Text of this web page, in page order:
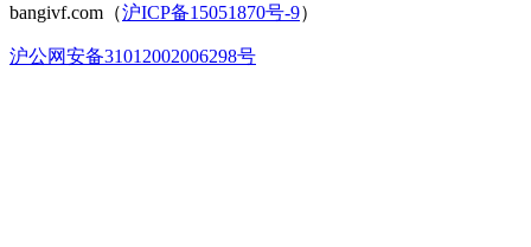
bangivf.com（沪ICP备15051870号-9）
沪公网安备31012002006298号